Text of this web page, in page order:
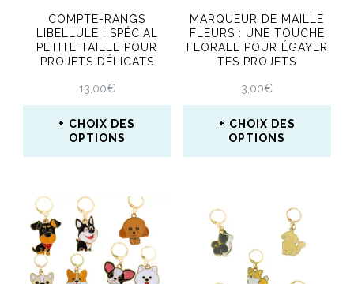
être
choisies
sur
la
page
du
être
choisies
sur
la
page
du
COMPTE-RANGS
LIBELLULE : SPÉCIAL
PETITE TAILLE POUR
PROJETS DÉLICATS
13,00€
CHOIX DES
OPTIONS
produit
plusieurs
variations.
MARQUEUR DE MAILLE
FLEURS : UNE TOUCHE
FLORALE POUR ÉGAYER
TES PROJETS
3,00€
CHOIX DES
OPTIONS
plusieurs
variations.